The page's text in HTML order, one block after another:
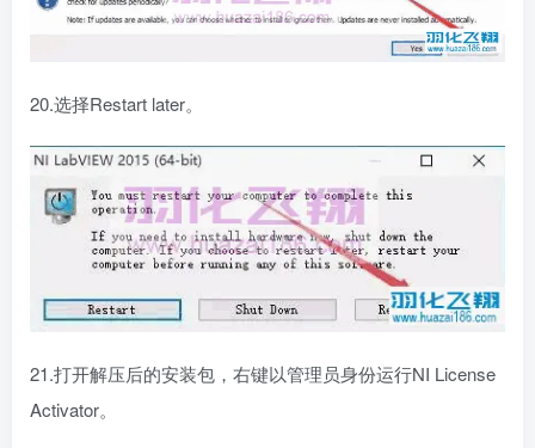
20.选择Restart later。
21.打开解压后的安装包，右键以管理员身份运行NI License
Activator。